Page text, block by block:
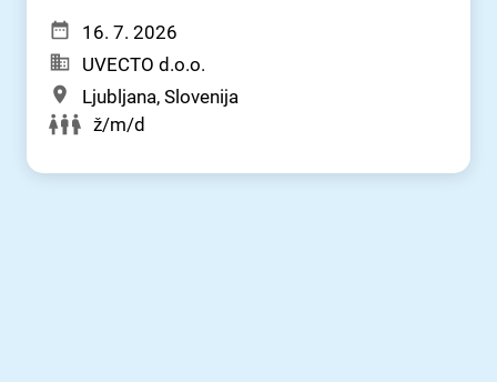
16. 7. 2026
UVECTO d.o.o.
Ljubljana, Slovenija
ž/m/d